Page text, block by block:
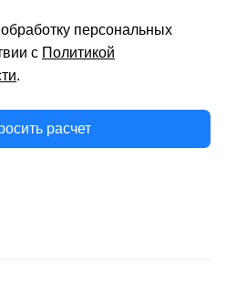
персональных
с Политикой
.
расчет